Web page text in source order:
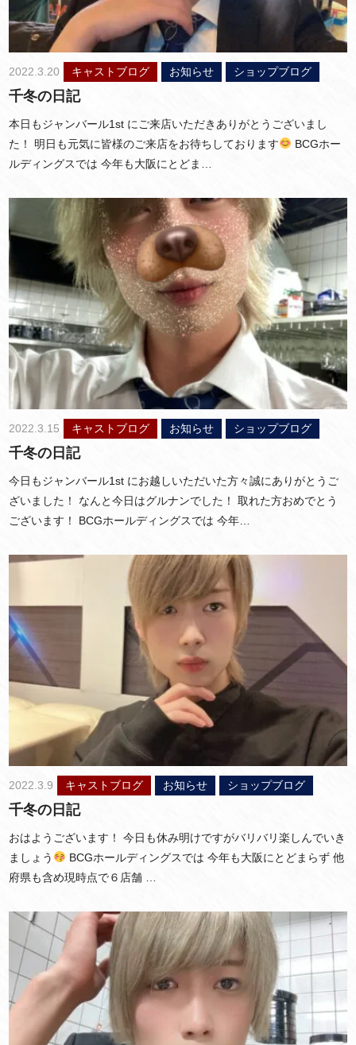
2022.3.20 キャストブログ お知らせ ショップブログ
千冬の日記
本日もジャンバール1st にご来店いただきありがとうございまし
た！ 明日も元気に皆様のご来店をお待ちしております
BCGホー
ルディングスでは 今年も大阪にとどま…
2022.3.15 キャストブログ お知らせ ショップブログ
千冬の日記
今日もジャンバール1st にお越しいただいた方々誠にありがとうご
ざいました！ なんと今日はグルナンでした！ 取れた方おめでとう
ございます！ BCGホールディングスでは 今年…
2022.3.9 キャストブログ お知らせ ショップブログ
千冬の日記
おはようございます！ 今日も休み明けですがバリバリ楽しんでいき
ましょう
BCGホールディングスでは 今年も大阪にとどまらず 他
府県も含め現時点で６店舗 …